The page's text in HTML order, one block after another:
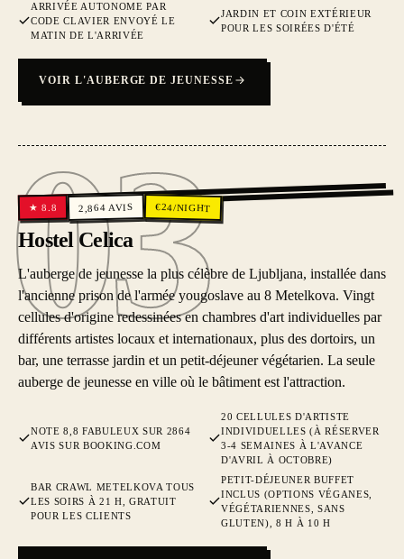
ARRIVÉE AUTONOME PAR
CODE CLAVIER ENVOYÉ LE
MATIN DE L'ARRIVÉE
JARDIN ET COIN EXTÉRIEUR
POUR LES SOIRÉES D'ÉTÉ
VOIR L'AUBERGE DE JEUNESSE
03
03
★8.8 2,864 AVIS €24/NIGHT
Hostel Celica
L'auberge de jeunesse la plus célèbre de Ljubljana, installée dans
l'ancienne prison de l'armée yougoslave au 8 Metelkova. Vingt
cellules d'origine redessinées en chambres d'art individuelles par
différents artistes locaux et internationaux, plus des dortoirs, un
bar, une terrasse jardin et un petit-déjeuner végétarien. La seule
auberge de jeunesse en ville où le bâtiment est l'attraction.
NOTE 8,8 FABULEUX SUR 2864
AVIS SUR BOOKING.COM
20 CELLULES D'ARTISTE
INDIVIDUELLES (À RÉSERVER
3-4 SEMAINES À L'AVANCE
D'AVRIL À OCTOBRE)
BAR CRAWL METELKOVA TOUS
LES SOIRS À 21 H, GRATUIT
POUR LES CLIENTS
PETIT-DÉJEUNER BUFFET
INCLUS (OPTIONS VÉGANES,
VÉGÉTARIENNES, SANS
GLUTEN), 8 H À 10 H